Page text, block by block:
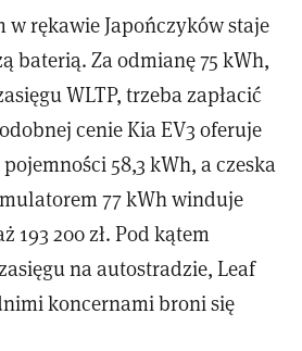
w rękawie Japończyków staje
baterią. Za odmianę 75 kWh,
WLTP, trzeba zapłacić
cenie Kia EV3 oferuje
58,3 kWh, a czeska
77 kWh winduje
193 200 zł. Pod kątem
na autostradzie, Leaf
koncernami broni się